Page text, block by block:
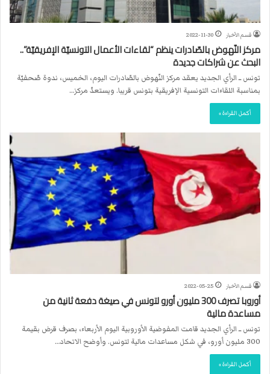
قسم الأخبار 2022-11-30
مركز النّهوض بالصّادرات ينظم “لقاءات الأعمال التونسيّة الإفريقيّة”..
البحث عن شراكات جديدة
تونس ــ الرأي الجديد يعقد مركز النّهوض بالصّادرات اليوم، الخميس، ندوة صّحفيّة
بمناسبة اللقاءات التونسية الإفريقية بتونس قريبا. ويستعدّ مركز…
أكمل القراءة »
قسم الأخبار 2022-05-25
أوروبا تصرف 300 مليون أورو لتونس في صيغة دفعة ثانية من
مساعدة مالية
تونس ــ الرأي الجديد قامت المفوضية الأوروبية اليوم الأربعاء، بصرف قرض بقيمة
300 مليون أورو، في شكل مساعدات مالية لتونس. وأوضح الاتحاد…
أكمل القراءة »